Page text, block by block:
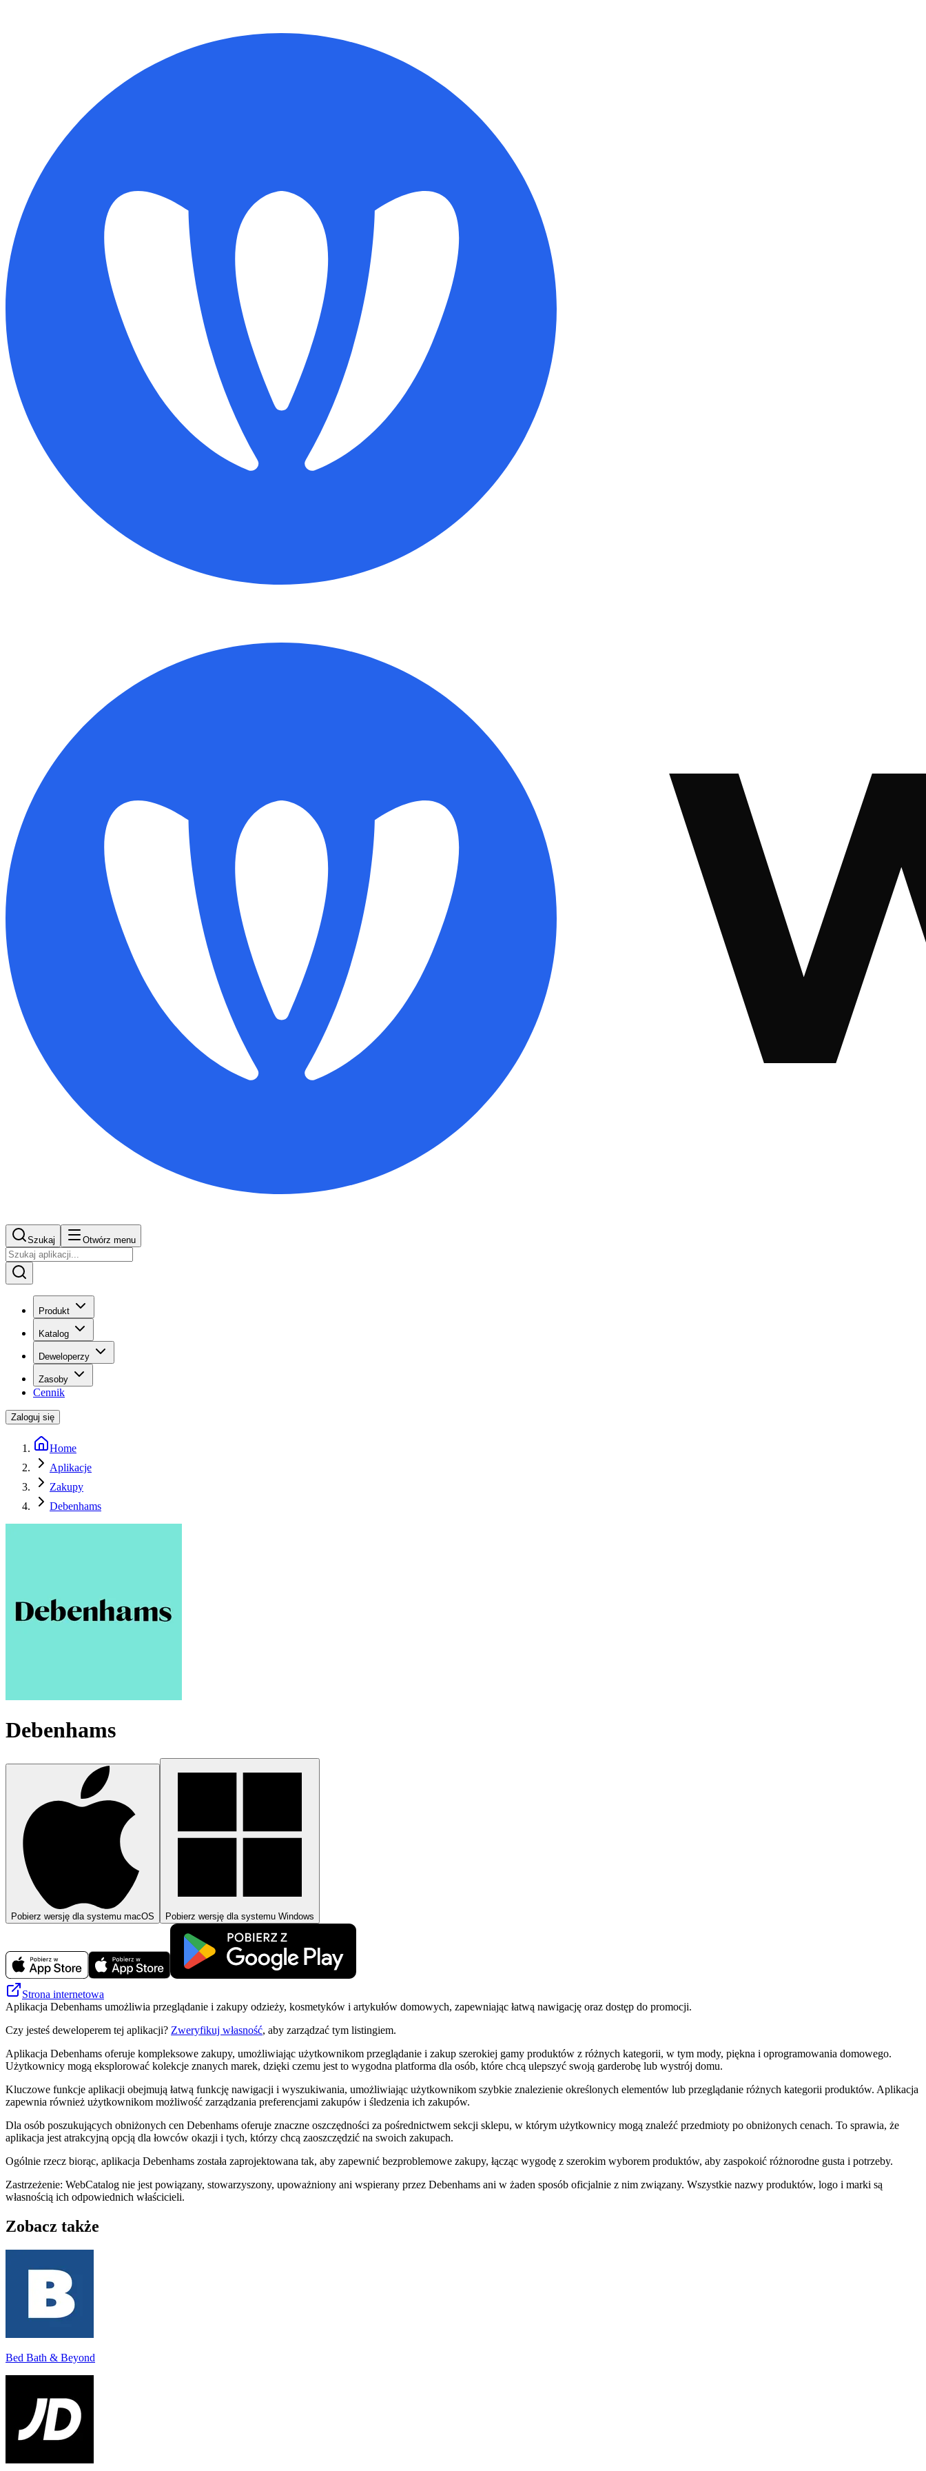
Szukaj Otwórz menu
Produkt
Katalog
Deweloperzy
Zasoby
Cennik
Zaloguj się
Home
Aplikacje
Zakupy
Debenhams
Debenhams
Pobierz wersję dla systemu macOS Pobierz wersję dla systemu Windows
Strona internetowa
Aplikacja Debenhams umożliwia przeglądanie i zakupy odzieży, kosmetyków i artykułów domowych, zapewniając łatwą nawigację oraz dostęp do promocji.
Czy jesteś deweloperem tej aplikacji? Zweryfikuj własność, aby zarządzać tym listingiem.
Aplikacja Debenhams oferuje kompleksowe zakupy, umożliwiając użytkownikom przeglądanie i zakup szerokiej gamy produktów z różnych kategorii, w tym mody, piękna i oprogramowania domowego.
Użytkownicy mogą eksplorować kolekcje znanych marek, dzięki czemu jest to wygodna platforma dla osób, które chcą ulepszyć swoją garderobę lub wystrój domu.
Kluczowe funkcje aplikacji obejmują łatwą funkcję nawigacji i wyszukiwania, umożliwiając użytkownikom szybkie znalezienie określonych elementów lub przeglądanie różnych kategorii produktów. Aplikacja
zapewnia również użytkownikom możliwość zarządzania preferencjami zakupów i śledzenia ich zakupów.
Dla osób poszukujących obniżonych cen Debenhams oferuje znaczne oszczędności za pośrednictwem sekcji sklepu, w którym użytkownicy mogą znaleźć przedmioty po obniżonych cenach. To sprawia, że ​​
aplikacja jest atrakcyjną opcją dla łowców okazji i tych, którzy chcą zaoszczędzić na swoich zakupach.
Ogólnie rzecz biorąc, aplikacja Debenhams została zaprojektowana tak, aby zapewnić bezproblemowe zakupy, łącząc wygodę z szerokim wyborem produktów, aby zaspokoić różnorodne gusta i potrzeby.
Zastrzeżenie: WebCatalog nie jest powiązany, stowarzyszony, upoważniony ani wspierany przez Debenhams ani w żaden sposób oficjalnie z nim związany. Wszystkie nazwy produktów, logo i marki są
własnością ich odpowiednich właścicieli.
Zobacz także
Bed Bath & Beyond